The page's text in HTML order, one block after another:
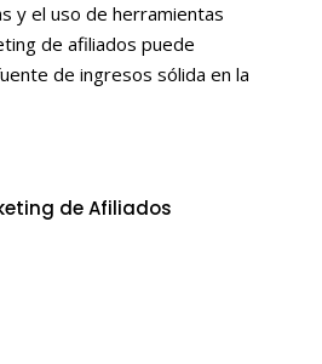
y el uso de herramientas
de afiliados puede
de ingresos sólida en la
de Afiliados